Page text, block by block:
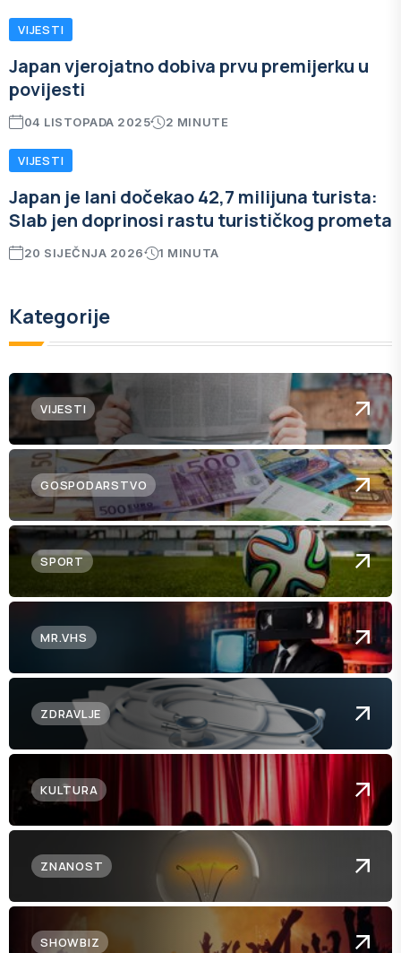
VIJESTI
Japan vjerojatno dobiva prvu premijerku u
povijesti
04 LISTOPADA 2025 2 MINUTE
VIJESTI
Japan je lani dočekao 42,7 milijuna turista:
Slab jen doprinosi rastu turističkog prometa
20 SIJEČNJA 2026 1 MINUTA
Kategorije
VIJESTI
GOSPODARSTVO
SPORT
MR.VHS
ZDRAVLJE
KULTURA
ZNANOST
SHOWBIZ